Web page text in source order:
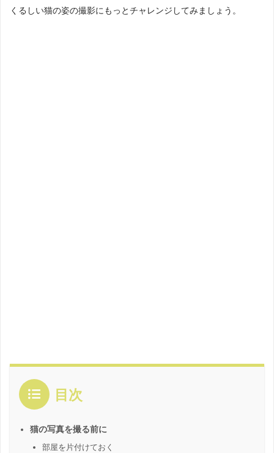
くるしい猫の姿の撮影にもっとチャレンジしてみましょう。
目次
猫の写真を撮る前に
部屋を片付けておく